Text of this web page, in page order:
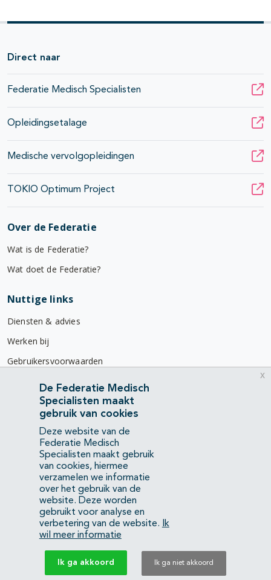
Direct naar
Federatie Medisch Specialisten
Opleidingsetalage
Medische vervolgopleidingen
TOKIO Optimum Project
Over de Federatie
Wat is de Federatie?
Wat doet de Federatie?
Nuttige links
Diensten & advies
Werken bij
Gebruikersvoorwaarden
Privacyverklaring
Contact
Mercatorlaan 1200
3528 BL Utrecht
(088) 505 34 34
info@richtlijnendatabase.nl
YouTubeLinkedIn
KvK Federatie Medisch Specialisten:40483480
Privacyverklaring
De Federatie Medisch
Specialisten maakt
gebruik van cookies
Deze website van de
Federatie Medisch
Specialisten maakt gebruik
van cookies, hiermee
verzamelen we informatie
over het gebruik van de
website. Deze worden
gebruikt voor analyse en
verbetering van de website.
Ik
wil meer informatie
Ik ga akkoord Ik ga niet akkoord
x